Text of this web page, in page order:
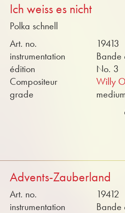
Ich weiss es nicht
Polka schnell
Art. no.
19413
instrumentation
Bande
édition
No. 3
Compositeur
Willy
grade
Advents-Zauberland
Art. no.
19412
instrumentation
Bande